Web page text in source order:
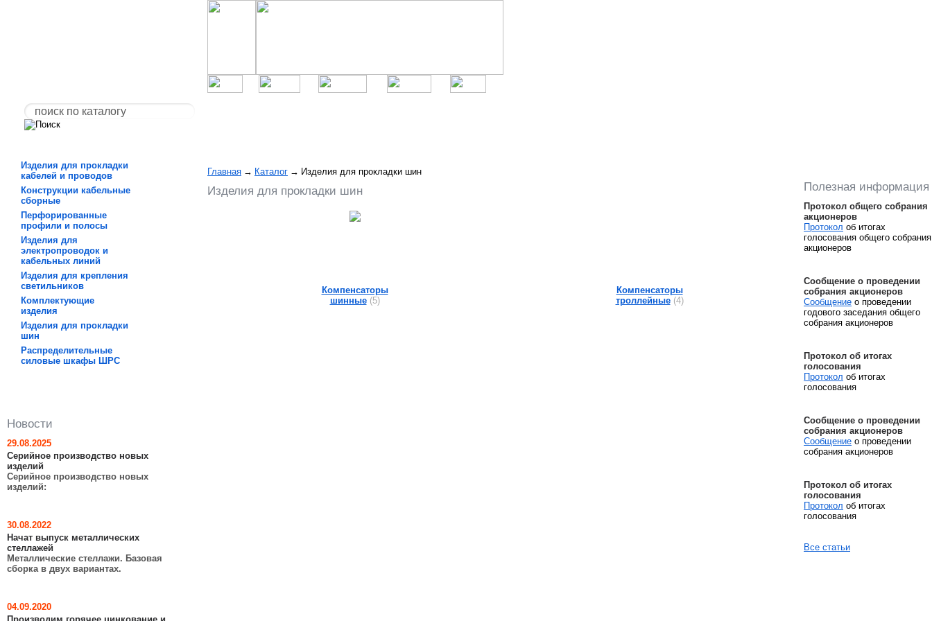
Изделия для прокладки
кабелей и проводов
Конструкции кабельные
сборные
Перфорированные
профили и полосы
Изделия для
электропроводок и
кабельных линий
Изделия для крепления
светильников
Комплектующие
изделия
Изделия для прокладки
шин
Распределительные
силовые шкафы ШРC
Новости
29.08.2025
Серийное производство новых
изделий
Серийное производство новых
изделий:
30.08.2022
Начат выпуск металлических
стеллажей
Металлические стеллажи. Базовая
сборка в двух вариантах.
04.09.2020
Главная → Каталог → Изделия для прокладки шин
Изделия для прокладки шин
Компенсаторы
шинные (5)
Компенсаторы
троллейные (4)
Полезная информация
Протокол общего собрания
акционеров
Протокол об итогах
голосования общего собрания
акционеров
Сообщение о проведении
собрания акционеров
Сообщение о проведении
годового заседания общего
собрания акционеров
Протокол об итогах
голосования
Протокол об итогах
голосования
Сообщение о проведении
собрания акционеров
Сообщение о проведении
собрания акционеров
Протокол об итогах
голосования
Протокол об итогах
голосования
Все статьи